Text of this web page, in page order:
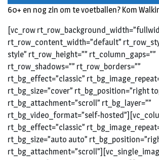
60+ en nog zin om te voetballen? Kom
[vc_row
rt_row_content_width=”default”
style” rt_row_height=”” rt_column_gaps=””
rt_row_shadows=”” rt_row_borders=””
rt_bg_effect=”classic”
rt_bg_size=”cover” rt_bg_position=”right
rt_bg_attachment=”scroll” rt_bg_layer=””
rt_bg_video_format=”self-
rt_bg_effect=”classic”
rt_bg_size=”auto auto”